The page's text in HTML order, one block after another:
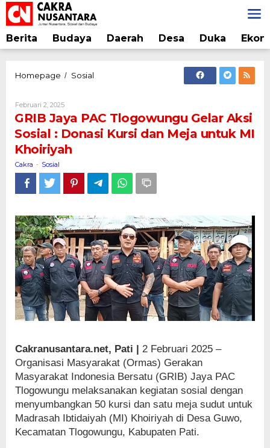
Lewati
ke
konten
Berita Budaya Daerah Desa Duka
Homepage / Sosial
Gelar
Aksi
Donasi
Kursi
dan
untuk
MI
Khoiriyah
Februari 2, 2025Oleh
GRIB Jaya PAC Tlogowungu Gelar Aksi
Sosial : Donasi Kursi dan Meja untuk MI
Khoiriyah
Cakra - Sosial
Cakranusantara.net, Pati | 2 Februari 2025 –
Organisasi Masyarakat (Ormas) Gerakan
Masyarakat Indonesia Bersatu (GRIB) Jaya PAC
Tlogowungu melaksanakan kegiatan sosial dengan
menyumbangkan 50 kursi dan satu meja sudut untuk
Madrasah Ibtidaiyah (MI) Khoiriyah di Desa Guwo,
Kecamatan Tlogowungu, Kabupaten Pati.